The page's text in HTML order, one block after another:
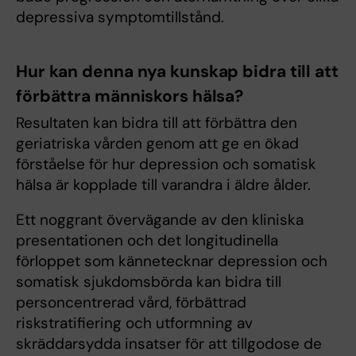
depressiva symptomtillstånd.
Hur kan denna nya kunskap bidra till att
förbättra människors hälsa?
Resultaten kan bidra till att förbättra den
geriatriska vården genom att ge en ökad
förståelse för hur depression och somatisk
hälsa är kopplade till varandra i äldre ålder.
Ett noggrant övervägande av den kliniska
presentationen och det longitudinella
förloppet som kännetecknar depression och
somatisk sjukdomsbörda kan bidra till
personcentrerad vård, förbättrad
riskstratifiering och utformning av
skräddarsydda insatser för att tillgodose de